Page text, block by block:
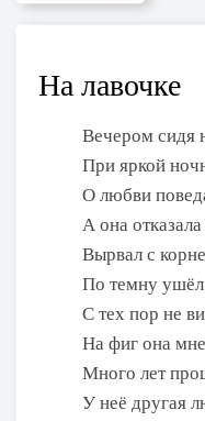
На лавочке
Вечером сидя
При яркой
О любви
А она
Вырвал с
По темну ушёл
С тех пор не
На фиг она
Много лет
У неё другая